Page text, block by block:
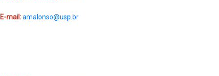
E-mail:amalonso@usp.br